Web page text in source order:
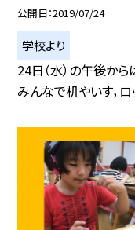
公開日 2019/07/24
学校より
24日（水）の午後から
みんなで机やいす，ロ